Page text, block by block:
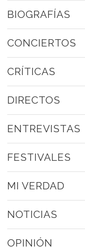
BIOGRAFÍAS
CONCIERTOS
CRÍTICAS
DIRECTOS
ENTREVISTAS
FESTIVALES
MI VERDAD
NOTICIAS
OPINIÓN